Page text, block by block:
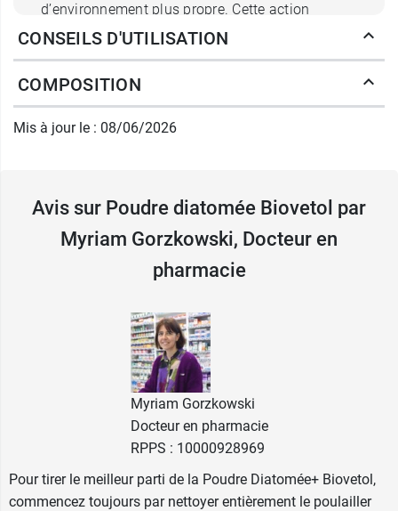
d’environnement plus propre. Cette action
régulière, renouvelée trois fois par semaine,
pour les animaux et leur entourage.
Quelle est la composition de la
de diatoméeà des ingrédients d’origine
naturelle, dont des eaux ethuiles essentielles
issues de lavande et de palmarosa
diatomée, constituée de fossiles d’algues
poudre fine utilisée dans l’environnement pour
agir sur les insectes rampants. Les ingrédients
aromatiques participent à la diffusion d’un
parfum végétal agréable dans les espaces
traités. L’ensemble de la formule contient 100 %
d’ingrédients d’origine naturelle, dont 10,1 %
issus de l’Agriculture Biologique.
Les bénéfices de la poudre de
CONSEILS D'UTILISATION
COMPOSITION
Mis à jour le : 08/06/2026
Avis sur Poudre diatomée Biovetol par
Myriam Gorzkowski, Docteur en
pharmacie
Myriam Gorzkowski
Docteur en pharmacie
RPPS : 10000928969
Pour tirer le meilleur parti de la Poudre Diatomée+ Biovetol,
commencez toujours par nettoyer entièrement le poulailler